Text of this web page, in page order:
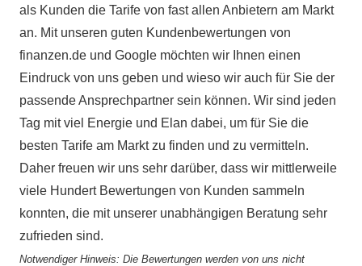
als Kunden die Tarife von fast allen Anbietern am Markt
an. Mit unseren guten Kundenbewertungen von
finanzen.de und Google möchten wir Ihnen einen
Eindruck von uns geben und wieso wir auch für Sie der
passende Ansprechpartner sein können. Wir sind jeden
Tag mit viel Energie und Elan dabei, um für Sie die
besten Tarife am Markt zu finden und zu vermitteln.
Daher freuen wir uns sehr darüber, dass wir mittlerweile
viele Hundert Bewertungen von Kunden sammeln
konnten, die mit unserer unabhängigen Beratung sehr
zufrieden sind.
Notwendiger Hinweis: Die Bewertungen werden von uns nicht